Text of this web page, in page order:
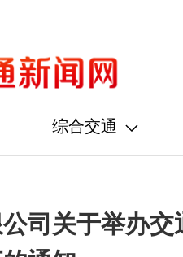
综合交通
司关于举办